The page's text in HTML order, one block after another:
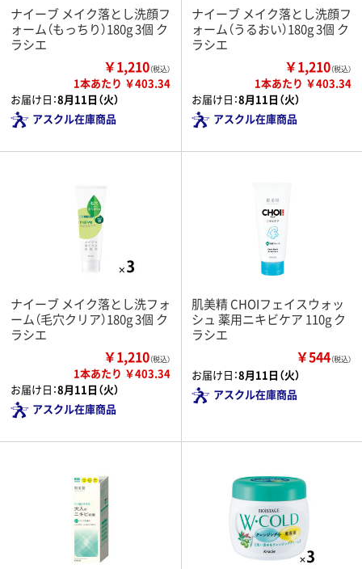
ナイーブ メイク落とし洗顔フ
ォーム（もっちり）180g 3個 ク
ラシエ
￥1,210（税込）
1本あたり ￥403.34
お届け日：8月11日（火）
アスクル在庫商品
ナイーブ メイク落とし洗顔フ
ォーム（うるおい）180g 3個 ク
ラシエ
￥1,210（税込）
1本あたり ￥403.34
お届け日：8月11日（火）
アスクル在庫商品
ナイーブ メイク落とし洗フォ
ーム（毛穴クリア）180g 3個 ク
ラシエ
￥1,210（税込）
1本あたり ￥403.34
お届け日：8月11日（火）
アスクル在庫商品
肌美精 CHOIフェイスウォッ
シュ 薬用ニキビケア 110g ク
ラシエ
￥544（税込）
お届け日：8月11日（火）
アスクル在庫商品